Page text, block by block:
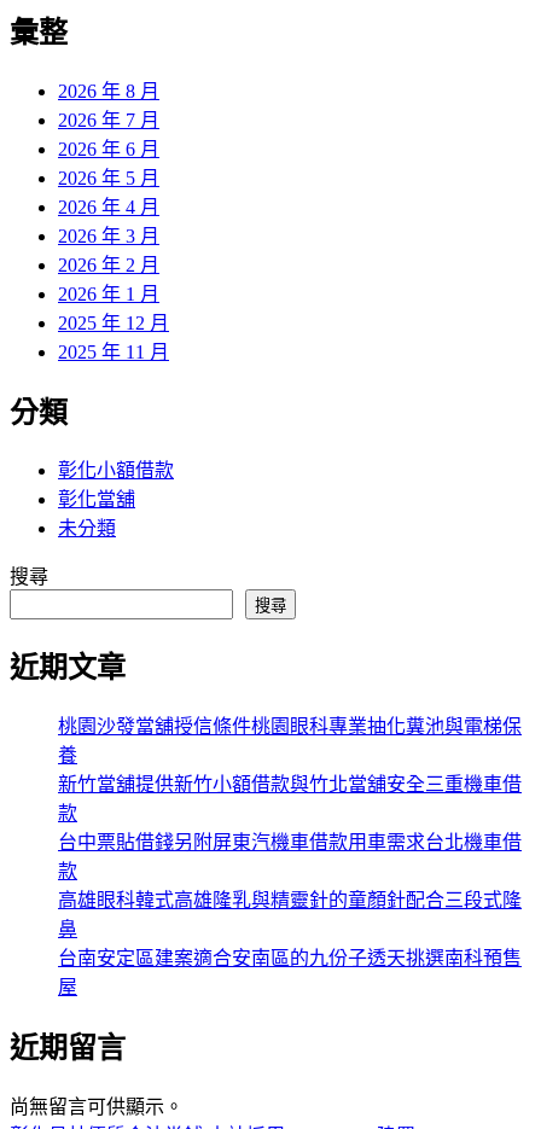
覽
彙整
2026 年 8 月
2026 年 7 月
2026 年 6 月
2026 年 5 月
2026 年 4 月
2026 年 3 月
2026 年 2 月
2026 年 1 月
2025 年 12 月
2025 年 11 月
分類
彰化小額借款
彰化當舖
未分類
搜尋
搜尋
近期文章
桃園沙發當舖授信條件桃園眼科專業抽化糞池與電梯保
養
新竹當舖提供新竹小額借款與竹北當舖安全三重機車借
款
台中票貼借錢另附屏東汽機車借款用車需求台北機車借
款
高雄眼科韓式高雄隆乳與精靈針的童顏針配合三段式隆
鼻
台南安定區建案適合安南區的九份子透天挑選南科預售
屋
近期留言
尚無留言可供顯示。